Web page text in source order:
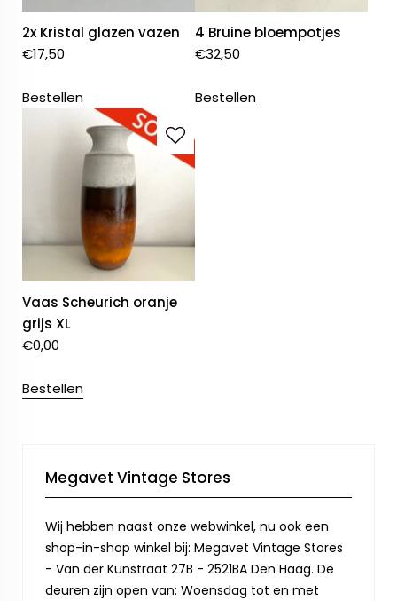
2x Kristal glazen vazen
€17,50
Bestellen
4 Bruine bloempotjes
€32,50
Bestellen
Vaas Scheurich oranje
grijs XL
€0,00
Bestellen
Megavet Vintage Stores
Wij hebben naast onze webwinkel, nu ook een
shop-in-shop winkel bij: Megavet Vintage Stores
- Van der Kunstraat 27B - 2521BA Den Haag. De
deuren zijn open van: Woensdag tot en met